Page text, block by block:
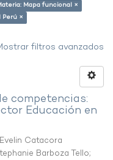
Mapa funcional ×
Perú ×
filtros avanzados
competencias:
Educación en
Evelin Catacora
Barboza Tello;